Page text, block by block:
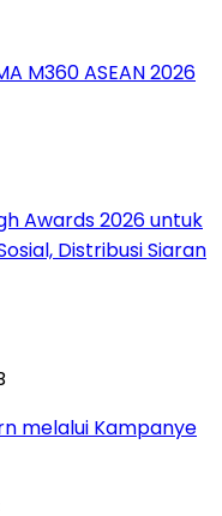
M360 ASEAN 2026
Awards 2026 untuk
Distribusi Siaran
melalui Kampanye